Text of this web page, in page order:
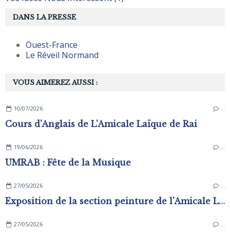
VOUS AIMEREZ AUSSI :
10/07/2026 …
Cours d'Anglais de L'Amicale Laïque de Rai
19/06/2026 …
UMRAB : Fête de la Musique
27/05/2026 …
Exposition de la section peinture de l'Amicale Laïque
27/05/2026 …
DANS LA PRESSE
Ouest-France
Le Réveil Normand